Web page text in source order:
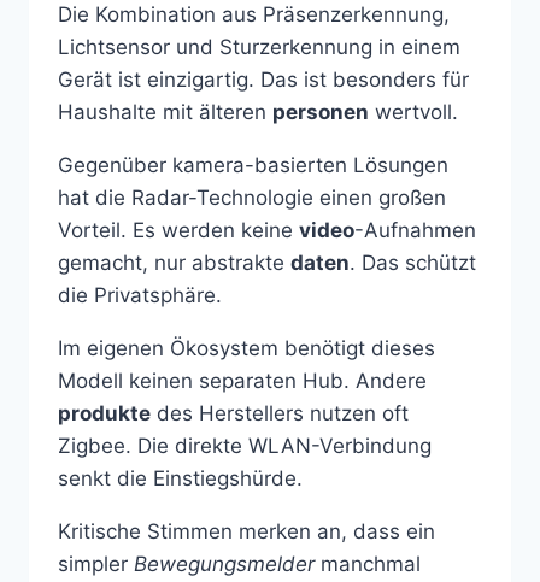
Die Kombination aus Präsenzerkennung,
Lichtsensor und Sturzerkennung in einem
Gerät ist einzigartig. Das ist besonders für
Haushalte mit älteren personen wertvoll.
Gegenüber kamera-basierten Lösungen
hat die Radar-Technologie einen großen
Vorteil. Es werden keine video-Aufnahmen
gemacht, nur abstrakte daten. Das schützt
die Privatsphäre.
Im eigenen Ökosystem benötigt dieses
Modell keinen separaten Hub. Andere
produkte des Herstellers nutzen oft
Zigbee. Die direkte WLAN-Verbindung
senkt die Einstiegshürde.
Kritische Stimmen merken an, dass ein
simpler Bewegungsmeldermanchmal